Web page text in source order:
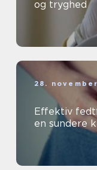
og tryghed
28.
Effektiv
en sundere